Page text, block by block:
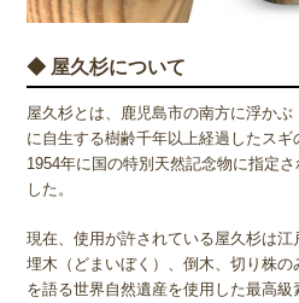
◆ 屋久杉について
屋久杉とは、鹿児島市の南方に浮か
に自生する樹齢千年以上経過したスギ
1954年に国の特別天然記念物に指定
した。
現在、使用が許されている屋久杉は
埋木（どまいぼく）、倒木、切り株
を語る世界自然遺産を使用した最高級